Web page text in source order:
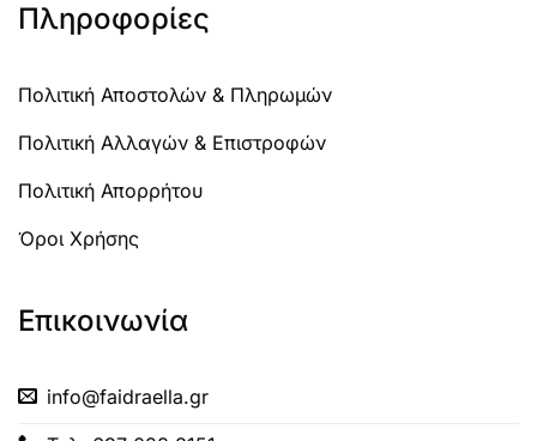
Πληροφορίες
Πολιτική Αποστολών & Πληρωμών
Πολιτική Αλλαγών & Επιστροφών
Πολιτική Απορρήτου
Όροι Χρήσης
Επικοινωνία
info@faidraella.gr